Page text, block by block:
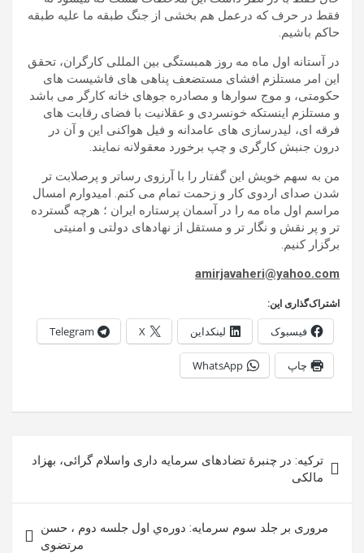
فقط در حرف که درعمل هم بخشی از جنگ طبقه ما علیه طبقه
حاکم باشیم.
در آستانه اول ماه مه روز همبستگی بین المللی کارگران، تحقق
این امر مستلزم افشای مستضعف پناهی های فاشیست های
حکومتی، و موج سوارها و مصادره جوهای خانه کارگر می باشد
و مستلزم اینستکه خونسردی و عقلانیت با فضای رقابت های
فرقه ای، لیدرسازی های عامدانه و فیل هواکنی این و آن در
درون جنبش کارگری و چپ برخورد معقولانه نمایند.
من به سهم خویش این گفتار را با آرزوی رساتر و پرصلابت تر
شدن صدای اردوی کار و زحمت تمام می کنم. امیدوارم امسال
مراسم اول ماه مه را در آسمان پرستاره ایران ؛ هرچه گسترده
تر و پر نقش و نگار تر و مستقل از نهادهای دولتی و امنیتی
برگزار کنیم.
amirjavaheri@yahoo.com
اشتراک‌گذاری این:
فیسبوک لینکداین X
Telegram
چاپ WhatsApp
نوشته
ترکیه: در چنبرۀ تضادهای سرمایه داری واسلام گرائی، بهزاد
مالکی
مروری بر جلد سوم سرمايه: دوره‌ي اول جلسه دوم ، حسن
مرتضوی